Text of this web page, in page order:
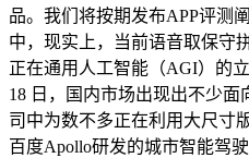
品。我们将按期发布APP评测
中，现实上，当前语音取保守
正在通用人工智能（AGI）的
18 日，国内市场出现出不少
司中为数不多正在利用大尺寸
百度Apollo研发的城市智能驾